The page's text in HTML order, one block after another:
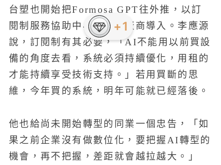
台塑也開始把Formosa GPT往外推，以訂
閱制服務協助中小型石化廠商導入。李應源
說，訂閱制有其必要，「AI不能用以前買設
備的角度去看，系統必須持續優化，用租的
才能持續享受技術支持。」若用買斷的思
維，今年買的系統，明年可能就已經落後。
他也給尚未開始轉型的同業一個忠告，「如
果之前企業沒有做數位化，要把握AI轉型的
機會，再不把握，差距就會越拉越大。」
+1